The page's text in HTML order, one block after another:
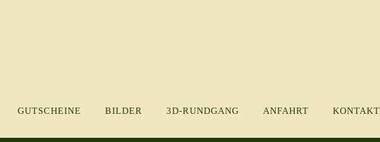
GUTSCHEINE BILDER 3D-RUNDGANG ANFAHRT KONTAKT